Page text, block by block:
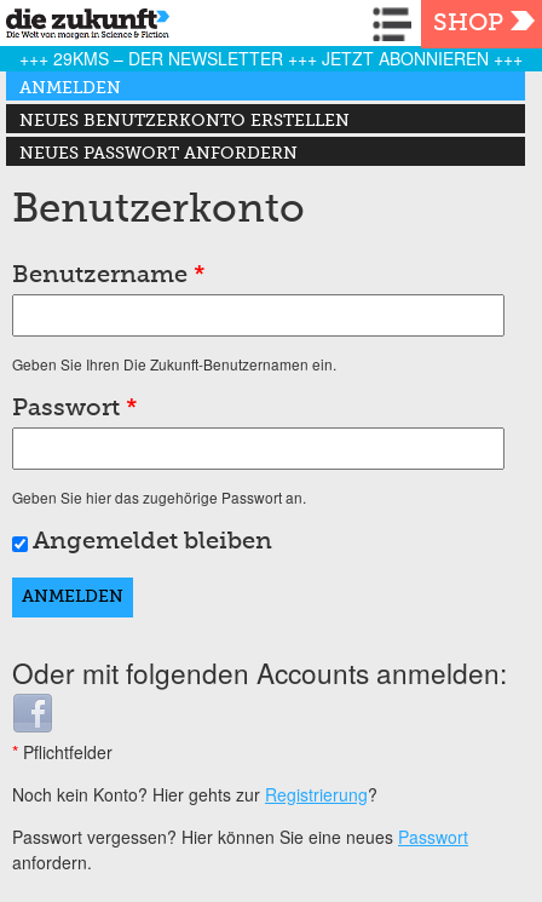
Navigation
SHOP
+++ 29KMS – DER NEWSLETTER +++ JETZT ABONNIEREN +++
Haupt-Reiter
ANMELDEN
(AKTIVER REITER)
NEUES BENUTZERKONTO ERSTELLEN
NEUES PASSWORT ANFORDERN
Benutzerkonto
Benutzername *
Geben Sie Ihren Die Zukunft-Benutzernamen ein.
Passwort *
Geben Sie hier das zugehörige Passwort an.
Angemeldet bleiben
Oder mit folgenden Accounts anmelden:
Login with Facebook
* Pflichtfelder
Noch kein Konto? Hier gehts zur Registrierung?
Passwort vergessen? Hier können Sie eine neues Passwort
anfordern.